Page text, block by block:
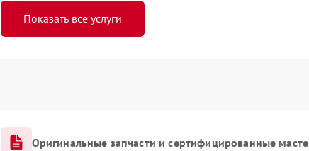
Показать все услуги
Оригинальные запчасти и сертифицированные